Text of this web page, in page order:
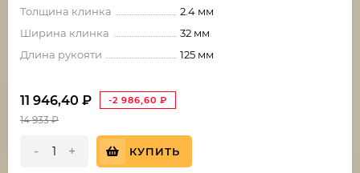
Толщина клинка
2.4 мм
Ширина клинка
32 мм
Длина рукояти
125 мм
11 946,40 ₽ -2 986,60 ₽
14 933₽
- + КУПИТЬ